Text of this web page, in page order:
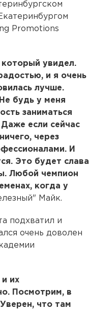
Promotions
который увидел.
и я очень
лучше.
будь у меня
заниматься
если сейчас
через
И
Это будет слава
Любой чемпион
когда у
Майк.
подхватил и
очень доволен
и их
Посмотрим, в
что там